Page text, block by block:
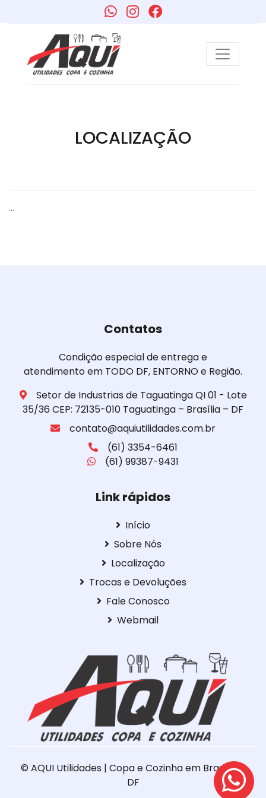
LOCALIZAÇÃO
…
Contatos
Condição especial de entrega e
atendimento em TODO DF, ENTORNO e Região.
Setor de Industrias de Taguatinga QI 01 - Lote
35/36 CEP: 72135-010 Taguatinga – Brasília – DF
contato@aquiutilidades.com.br
(61) 3354-6461
(61) 99387-9431
Link rápidos
Início
Sobre Nós
Localização
Trocas e Devoluções
Fale Conosco
Webmail
© AQUI Utilidades | Copa e Cozinha em Brasília –
DF